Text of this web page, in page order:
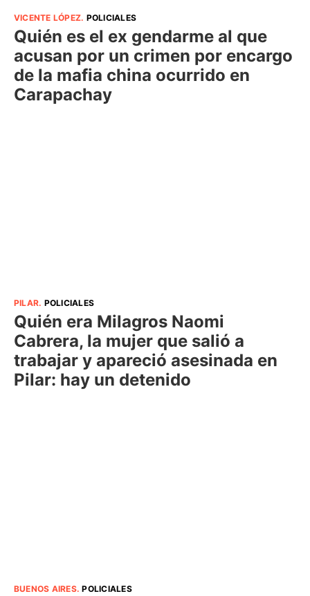
VICENTE LÓPEZ. POLICIALES
Quién es el ex gendarme al que
acusan por un crimen por encargo
de la mafia china ocurrido en
Carapachay
PILAR. POLICIALES
Quién era Milagros Naomi
Cabrera, la mujer que salió a
trabajar y apareció asesinada en
Pilar: hay un detenido
BUENOS AIRES.POLICIALES